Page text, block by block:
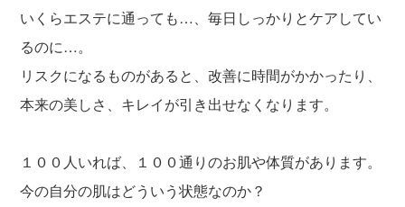
いくらエステに通っても…、毎日しっかりとケアしてい
るのに…。
リスクになるものがあると、改善に時間がかかったり、
本来の美しさ、キレイが引き出せなくなります。
１００人いれば、１００通りのお肌や体質があります。
今の自分の肌はどういう状態なのか？